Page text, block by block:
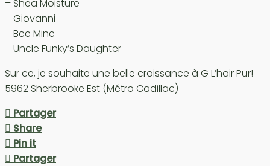
– Shea Moisture
– Giovanni
– Bee Mine
– Uncle Funky’s Daughter
Sur ce, je souhaite une belle croissance à G L’hair Pur!
5962 Sherbrooke Est (Métro Cadillac)
Partager
Share
Pin it
Partager